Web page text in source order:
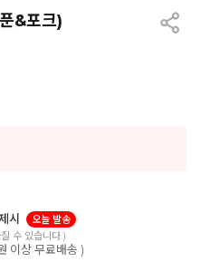
&포크)
시
오늘 발송
수 있습니다.)
상 무료배송 )